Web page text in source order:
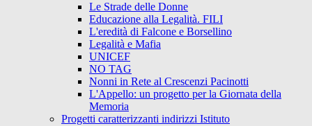
Le Strade delle Donne
Educazione alla Legalità. FILI
L'eredità di Falcone e Borsellino
Legalità e Mafia
UNICEF
NO TAG
Nonni in Rete al Crescenzi Pacinotti
L'Appello: un progetto per la Giornata della
Memoria
Progetti caratterizzanti indirizzi Istituto